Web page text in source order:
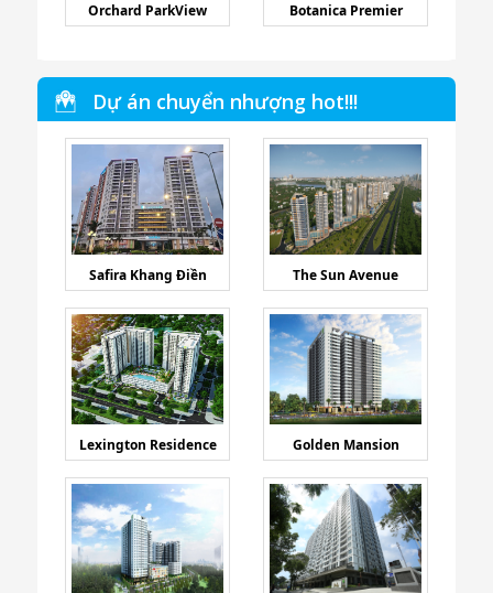
Orchard ParkView Botanica Premier
Dự án chuyển nhượng hot!!!
Safira Khang Điền The Sun Avenue
Lexington Residence Golden Mansion